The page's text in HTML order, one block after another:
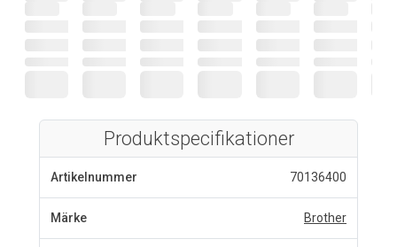
Produktspecifikationer
Artikelnummer 70136400
Märke Brother